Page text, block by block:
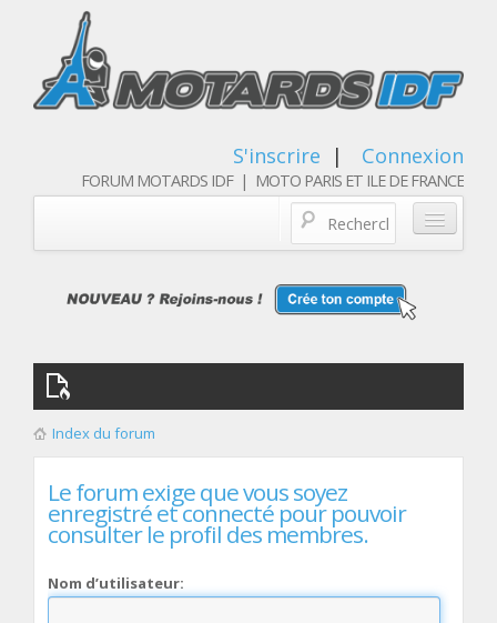
S'inscrire | Connexion
FORUM MOTARDS IDF | MOTO PARIS ET ILE DE FRANCE
Qui sommes nous
Les membres
Index du forum
Le forum exige que vous soyez
enregistré et connecté pour pouvoir
consulter le profil des membres.
Nom d’utilisateur: